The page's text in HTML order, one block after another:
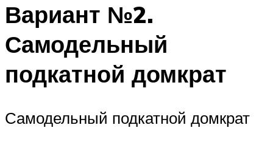
Вариант №2.
Самодельный
подкатной домкрат
Самодельный подкатной домкрат